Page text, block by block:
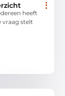
heeft
vraag stelt